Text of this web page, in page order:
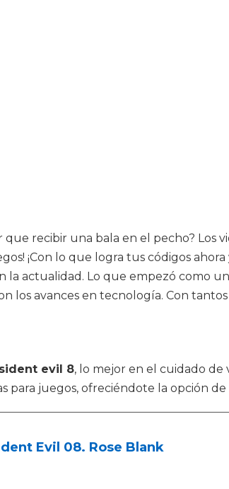
recibir una bala en el pecho? Los
¡Con lo que logra tus códigos
la actualidad. Lo que empezó como
los avances en tecnología. Con
evil 8, lo mejor en el cuidado de
para juegos, ofreciéndote la opción
Evil 08. Rose Blank